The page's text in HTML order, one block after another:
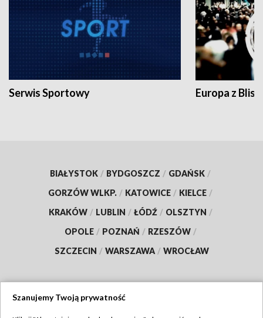
Serwis Sportowy Europa z
BIAŁYSTOK / BYDGOSZCZ / GDAŃSK /
GORZÓW WLKP. / KATOWICE / KIELCE /
KRAKÓW / LUBLIN / ŁÓDŹ / OLSZTYN /
OPOLE / POZNAŃ / RZESZÓW /
SZCZECIN / WARSZAWA / WROCŁAW
Szanujemy Twoją prywatność